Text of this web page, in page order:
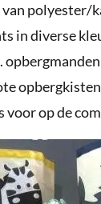
polyester/
in diverse
voor op de